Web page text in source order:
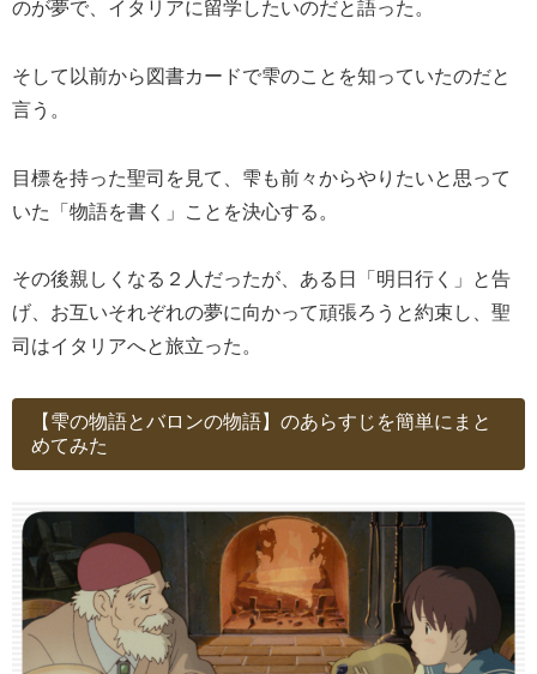
のが夢で、イタリアに留学したいのだと語った。
そして以前から図書カードで雫のことを知っていたのだと
言う。
目標を持った聖司を見て、雫も前々からやりたいと思って
いた「物語を書く」ことを決心する。
その後親しくなる２人だったが、ある日「明日行く」と告
げ、お互いそれぞれの夢に向かって頑張ろうと約束し、聖
司はイタリアへと旅立った。
【雫の物語とバロンの物語】のあらすじを簡単にまと
めてみた